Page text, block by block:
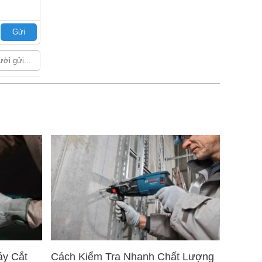
Gửi
Cắt
Cách Kiểm Tra Nhanh Chất Lượng